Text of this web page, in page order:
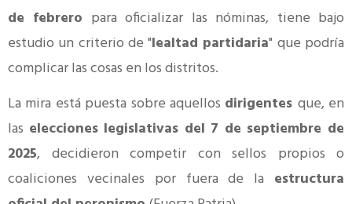
de febrero para oficializar las nóminas, tiene bajo
estudio un criterio de "lealtad partidaria" que podría
complicar las cosas en los distritos.
La mira está puesta sobre aquellos dirigentes que, en
las elecciones legislativas del 7 de septiembre de
2025, decidieron competir con sellos propios o
coaliciones vecinales por fuera de la estructura